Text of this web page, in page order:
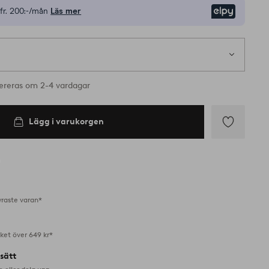
fr.200:-/mån Läs mer
om 2-4 vardagar
Lägg i varukorgen
varan*
över 649 kr*